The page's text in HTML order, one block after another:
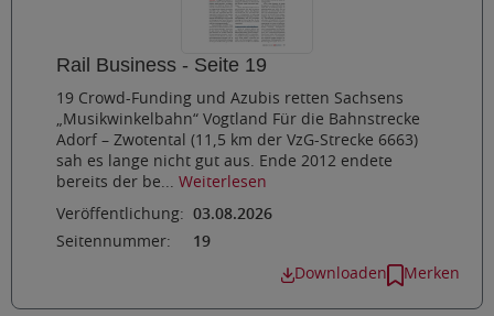
Rail Business - Seite 19
19 Crowd-Funding und Azubis retten Sachsens
„Musikwinkelbahn“ Vogtland Für die Bahnstrecke
Adorf – Zwotental (11,5 km der VzG-Strecke 6663)
sah es lange nicht gut aus. Ende 2012 endete
bereits der be... Weiterlesen
Veröffentlichung:
03.08.2026
Seitennummer:
19
Downloaden Merken